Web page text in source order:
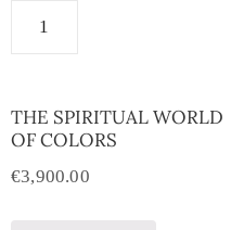
THE SPIRITUAL WORLD
OF COLORS
€3,900.00